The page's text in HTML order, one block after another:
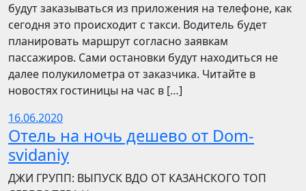
будут заказываться из приложения на телефоне, как
сегодня это происходит с такси. Водитель будет
планировать маршрут согласно заявкам
пассажиров. Сами остановки будут находиться не
далее полукилометра от заказчика. Читайте в
новостях гостиницы на час в […]
16.06.2020
Отель на ночь дешево от Dom-
svidaniy
​​ДЖИ ГРУПП: ВЫПУСК ВДО ОТ КАЗАНСКОГО ТОП